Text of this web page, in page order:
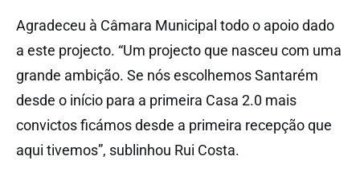
Agradeceu à Câmara Municipal todo o apoio dado
a este projecto. “Um projecto que nasceu com uma
grande ambição. Se nós escolhemos Santarém
desde o início para a primeira Casa 2.0 mais
convictos ficámos desde a primeira recepção que
aqui tivemos”, sublinhou Rui Costa.